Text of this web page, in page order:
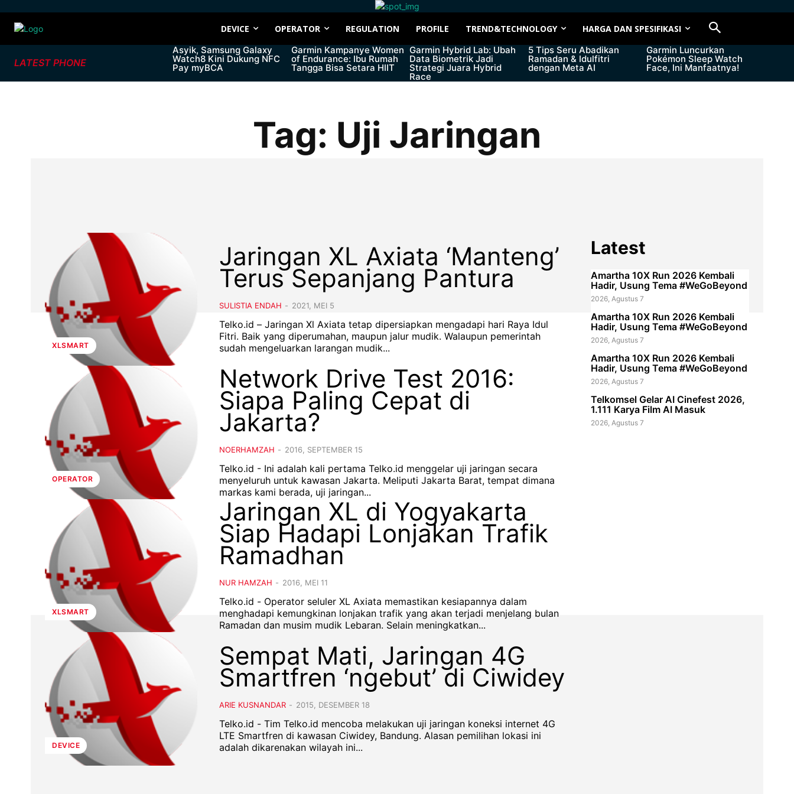
DEVICE OPERATOR REGULATION PROFILE TREND&TECHNOLOGY HARGA DAN SPESIFIKASI
LATEST PHONE
Asyik, Samsung Galaxy
Watch8 Kini Dukung NFC
Pay myBCA
Garmin Kampanye Women
of Endurance: Ibu Rumah
Tangga Bisa Setara HIIT
Garmin Hybrid Lab: Ubah
Data Biometrik Jadi
Strategi Juara Hybrid
Race
5 Tips Seru Abadikan
Ramadan & Idulfitri
dengan Meta AI
Garmin Luncurkan
Pokémon Sleep Watch
Face, Ini Manfaatnya!
Tag: Uji Jaringan
XLSMART
Jaringan XL Axiata ‘Manteng’
Terus Sepanjang Pantura
SULISTIA ENDAH - 2021, MEI 5
Telko.id – Jaringan Xl Axiata tetap dipersiapkan mengadapi hari Raya Idul
Fitri. Baik yang diperumahan, maupun jalur mudik. Walaupun pemerintah
sudah mengeluarkan larangan mudik...
OPERATOR
Network Drive Test 2016:
Siapa Paling Cepat di
Jakarta?
NOERHAMZAH - 2016, SEPTEMBER 15
Telko.id - Ini adalah kali pertama Telko.id menggelar uji jaringan secara
menyeluruh untuk kawasan Jakarta. Meliputi Jakarta Barat, tempat dimana
markas kami berada, uji jaringan...
XLSMART
Jaringan XL di Yogyakarta
Siap Hadapi Lonjakan Trafik
Ramadhan
NUR HAMZAH - 2016, MEI 11
Telko.id - Operator seluler XL Axiata memastikan kesiapannya dalam
menghadapi kemungkinan lonjakan trafik yang akan terjadi menjelang bulan
Ramadan dan musim mudik Lebaran. Selain meningkatkan...
DEVICE
Sempat Mati, Jaringan 4G
Smartfren ‘ngebut’ di Ciwidey
ARIE KUSNANDAR - 2015, DESEMBER 18
Telko.id - Tim Telko.id mencoba melakukan uji jaringan koneksi internet 4G
LTE Smartfren di kawasan Ciwidey, Bandung. Alasan pemilihan lokasi ini
adalah dikarenakan wilayah ini...
Latest
Amartha 10X Run 2026 Kembali
Hadir, Usung Tema #WeGoBeyond
2026, Agustus 7
Amartha 10X Run 2026 Kembali
Hadir, Usung Tema #WeGoBeyond
2026, Agustus 7
Amartha 10X Run 2026 Kembali
Hadir, Usung Tema #WeGoBeyond
2026, Agustus 7
Telkomsel Gelar AI Cinefest 2026,
1.111 Karya Film AI Masuk
2026, Agustus 7